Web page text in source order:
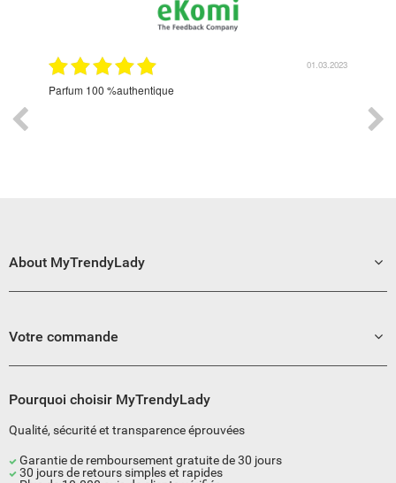
01.03.2023
Parfum 100 %authentique
sa
About MyTrendyLady
Votre commande
Pourquoi choisir MyTrendyLady
Qualité, sécurité et transparence éprouvées
Garantie de remboursement gratuite de 30 jours
30 jours de retours simples et rapides